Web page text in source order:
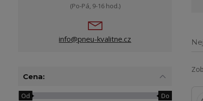
Cena:
Od Do
(Po-Pá, 9-16 hod.)
info@pneu-kvalitne.cz